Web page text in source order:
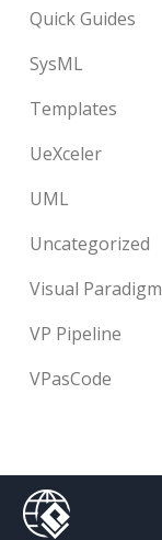
Quick Guides
SysML
Templates
UeXceler
UML
Uncategorized
Visual Paradigm
VP Pipeline
VPasCode